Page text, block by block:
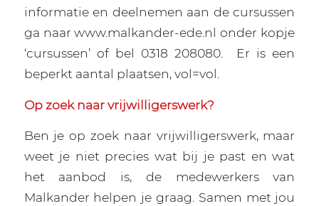
informatie en deelnemen aan de cursussen
ga naar www.malkander-ede.nl onder kopje
‘cursussen’ of bel 0318 208080.
Er is een
beperkt aantal plaatsen, vol=vol.
Op zoek naar vrijwilligerswerk?
Ben je op zoek naar vrijwilligerswerk, maar
weet je niet precies wat bij je past en wat
het aanbod is, de medewerkers van
Malkander helpen je graag. Samen met jou